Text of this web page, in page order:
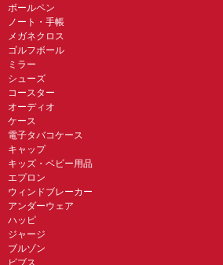
ボールペン
ノート・手帳
メガネクロス
ゴルフボール
ミラー
シューズ
コースター
オーディオ
ケース
電子タバコケース
キャップ
キッズ・ベビー用品
エプロン
ウィンドブレーカー
アンダーウェア
ハッピ
ジャージ
ブルゾン
ビブス